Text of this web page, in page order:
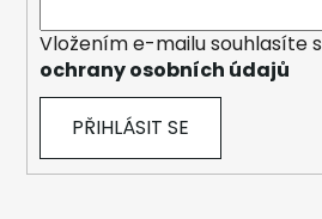
Vložením e-mailu souhlasíte s
ochrany osobních údajů
PŘIHLÁSIT SE